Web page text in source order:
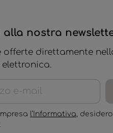
alla nostra
offerte direttamente
l’Informativa ,